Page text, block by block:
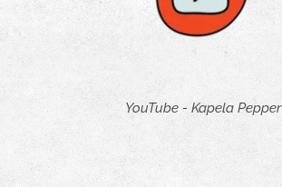
YouTube - Kapela Pepper